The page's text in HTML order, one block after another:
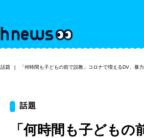
話題 「何時間も子どもの前で説教」コロナで増えるDV、暴
話題
「何時間も子ども